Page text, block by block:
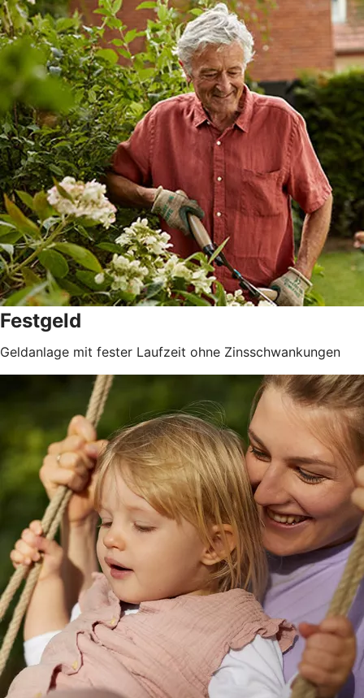
Festgeld
Geldanlage mit fester Laufzeit ohne Zinsschwankungen